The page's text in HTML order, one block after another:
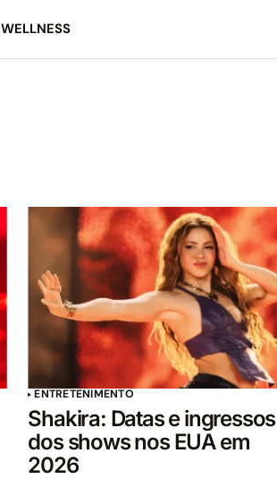
WELLNESS
ENTRETENIMENTO
Shakira: Datas e ingressos
dos shows nos EUA em
2026